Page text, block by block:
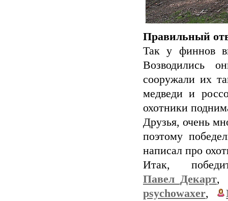
Правильный
Так у финнов
Возводились
сооружали их
медведи и
охотники
Друзья, очень
поэтому
написал про
Итак,
Павел_Декарт
psychowaxer,